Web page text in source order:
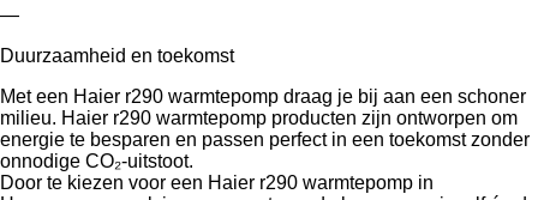
—
Duurzaamheid en toekomst
Met een Haier r290 warmtepomp draag je bij aan een schoner
milieu. Haier r290 warmtepomp producten zijn ontworpen om
energie te besparen en passen perfect in een toekomst zonder
onnodige CO₂-uitstoot.
Door te kiezen voor een Haier r290 warmtepomp in